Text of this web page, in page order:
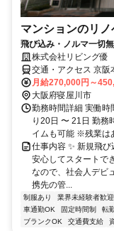
マンションのリ
飛び込み・ノルマ一切
株式会社リビング優
交通・アクセス 京
月給270,000円～
大阪府寝屋川市
勤務時間詳細 実働時
り20日 〜 21日 勤
イムも可能 ※残業は
仕事内容 ✨ 新規飛
安心してスタートで
なので、社会人デビ
携先の管...
制服あり 業界未経験者歓迎
車通勤OK
固定時間制 転
ブランクOK
交通費支給